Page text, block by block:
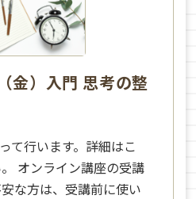
金）入門 思考の整
て行います。詳細はこ
オンライン講座の受講
な方は、受講前に使い